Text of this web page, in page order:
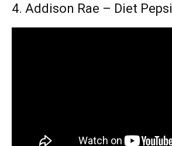
4. Addison Rae – Diet Pepsi